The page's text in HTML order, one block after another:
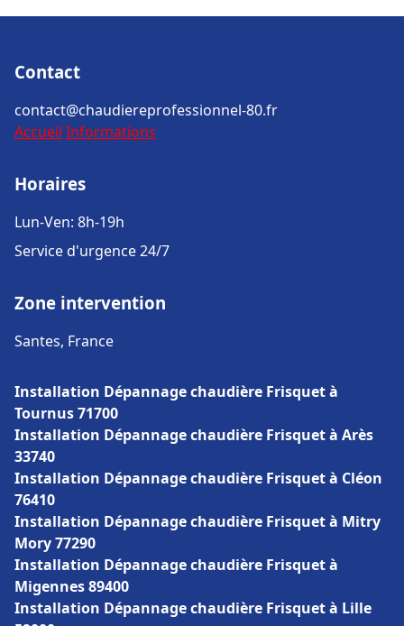
Contact
contact@chaudiereprofessionnel-80.fr
Accueil Informations
Horaires
Lun-Ven: 8h-19h
Service d'urgence 24/7
Zone intervention
Santes, France
Installation Dépannage chaudière Frisquet à
Tournus 71700
Installation Dépannage chaudière Frisquet à Arès
33740
Installation Dépannage chaudière Frisquet à Cléon
76410
Installation Dépannage chaudière Frisquet à Mitry
Mory 77290
Installation Dépannage chaudière Frisquet à
Migennes 89400
Installation Dépannage chaudière Frisquet à Lille